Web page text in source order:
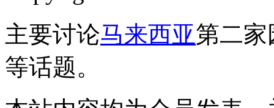
主要讨论马来西亚第二
等话题。